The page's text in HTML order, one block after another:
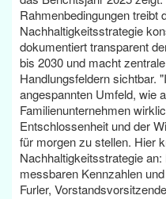
Rahmenbedingungen treibt
Nachhaltigkeitsstrategie
dokumentiert transparent
bis 2030 und macht
Handlungsfeldern sichtbar.
angespannten Umfeld, wie
Familienunternehmen
Entschlossenheit und der
für morgen zu stellen. Hier
Nachhaltigkeitsstrategie
messbaren Kennzahlen
Furler,